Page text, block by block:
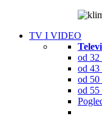
TV I VIDEO
od 32
od 43
od 50
od 55